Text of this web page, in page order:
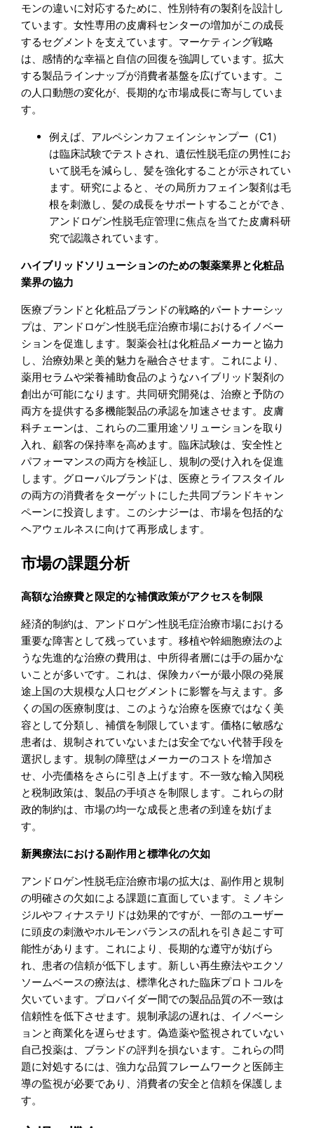
モンの違いに対応するために、性別特有の製剤を設計し
ています。女性専用の皮膚科センターの増加がこの成長
するセグメントを支えています。マーケティング戦略
は、感情的な幸福と自信の回復を強調しています。拡大
する製品ラインナップが消費者基盤を広げています。こ
の人口動態の変化が、長期的な市場成長に寄与していま
す。
例えば、アルペシンカフェインシャンプー（C1）
は臨床試験でテストされ、遺伝性脱毛症の男性にお
いて脱毛を減らし、髪を強化することが示されてい
ます。研究によると、その局所カフェイン製剤は毛
根を刺激し、髪の成長をサポートすることができ、
アンドロゲン性脱毛症管理に焦点を当てた皮膚科研
究で認識されています。
ハイブリッドソリューションのための製薬業界と化粧品
業界の協力
医療ブランドと化粧品ブランドの戦略的パートナーシッ
プは、アンドロゲン性脱毛症治療市場におけるイノベー
ションを促進します。製薬会社は化粧品メーカーと協力
し、治療効果と美的魅力を融合させます。これにより、
薬用セラムや栄養補助食品のようなハイブリッド製剤の
創出が可能になります。共同研究開発は、治療と予防の
両方を提供する多機能製品の承認を加速させます。皮膚
科チェーンは、これらの二重用途ソリューションを取り
入れ、顧客の保持率を高めます。臨床試験は、安全性と
パフォーマンスの両方を検証し、規制の受け入れを促進
します。グローバルブランドは、医療とライフスタイル
の両方の消費者をターゲットにした共同ブランドキャン
ペーンに投資します。このシナジーは、市場を包括的な
ヘアウェルネスに向けて再形成します。
市場の課題分析
高額な治療費と限定的な補償政策がアクセスを制限
経済的制約は、アンドロゲン性脱毛症治療市場における
重要な障害として残っています。移植や幹細胞療法のよ
うな先進的な治療の費用は、中所得者層には手の届かな
いことが多いです。これは、保険カバーが最小限の発展
途上国の大規模な人口セグメントに影響を与えます。多
くの国の医療制度は、このような治療を医療ではなく美
容として分類し、補償を制限しています。価格に敏感な
患者は、規制されていないまたは安全でない代替手段を
選択します。規制の障壁はメーカーのコストを増加さ
せ、小売価格をさらに引き上げます。不一致な輸入関税
と税制政策は、製品の手頃さを制限します。これらの財
政的制約は、市場の均一な成長と患者の到達を妨げま
す。
新興療法における副作用と標準化の欠如
アンドロゲン性脱毛症治療市場の拡大は、副作用と規制
の明確さの欠如による課題に直面しています。ミノキシ
ジルやフィナステリドは効果的ですが、一部のユーザー
に頭皮の刺激やホルモンバランスの乱れを引き起こす可
能性があります。これにより、長期的な遵守が妨げら
れ、患者の信頼が低下します。新しい再生療法やエクソ
ソームベースの療法は、標準化された臨床プロトコルを
欠いています。プロバイダー間での製品品質の不一致は
信頼性を低下させます。規制承認の遅れは、イノベーシ
ョンと商業化を遅らせます。偽造薬や監視されていない
自己投薬は、ブランドの評判を損ないます。これらの問
題に対処するには、強力な品質フレームワークと医師主
導の監視が必要であり、消費者の安全と信頼を保護しま
す。